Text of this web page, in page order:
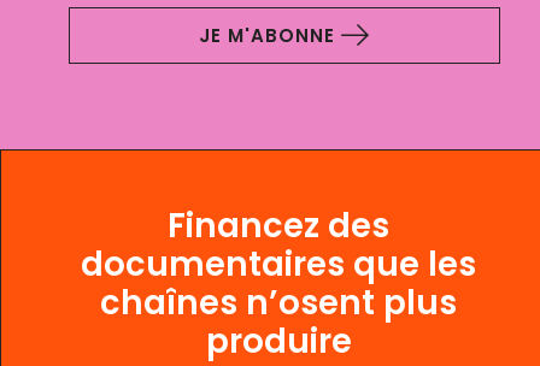
JE M'ABONNE
Financez des
documentaires que les
chaînes n’osent plus
produire